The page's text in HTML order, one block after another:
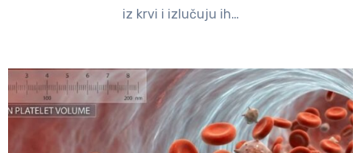
iz krvi i izlučuju ih…